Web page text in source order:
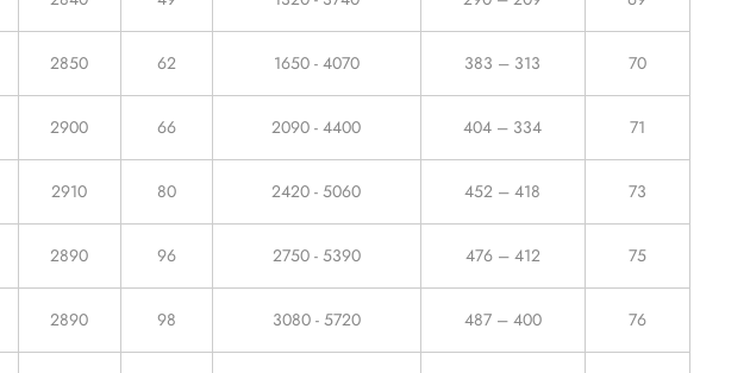
2850 62 1650 - 4070 383 – 313 70
2900 66 2090 - 4400 404 – 334 71
2910 80 2420 - 5060 452 – 418 73
2890 96 2750 - 5390 476 – 412 75
2890 98 3080 - 5720 487 – 400 76